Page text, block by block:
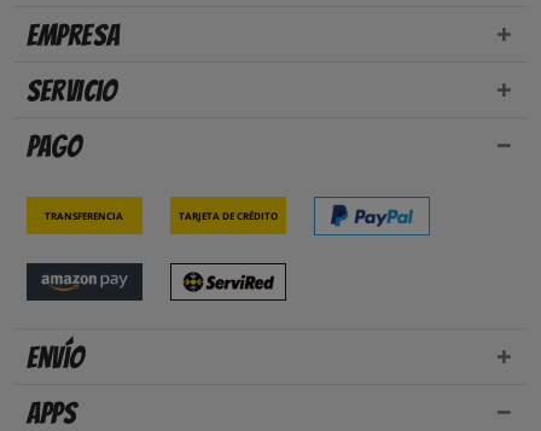
Empresa
Servicio
Pago
Transferencia Tarjeta de crédito
Envío
Apps